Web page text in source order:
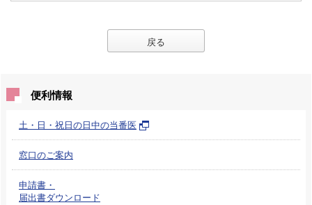
戻る
便利情報
土・日・祝日の日中の当番医
窓口のご案内
申請書・
届出書ダウンロード